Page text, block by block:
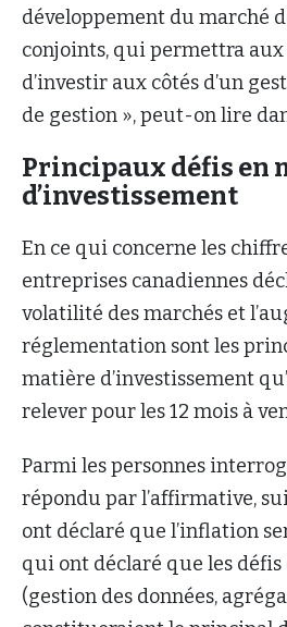
développement du marché
conjoints, qui permettra
d’investir aux côtés d’un
de gestion », peut-on lire
Principaux défis en
d’investissement
En ce qui concerne les
entreprises canadiennes
volatilité des marchés et
réglementation sont les
matière d’investissement
relever pour les 12 mois à
Parmi les personnes
répondu par l’affirmative,
ont déclaré que l’inflation
qui ont déclaré que les
(gestion des données,